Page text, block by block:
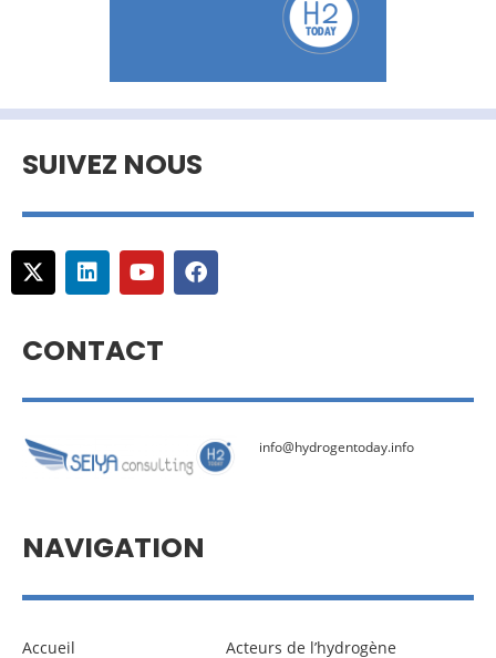
SUIVEZ NOUS
CONTACT
info@hydrogentoday.info
NAVIGATION
Accueil Acteurs de l’hydrogène